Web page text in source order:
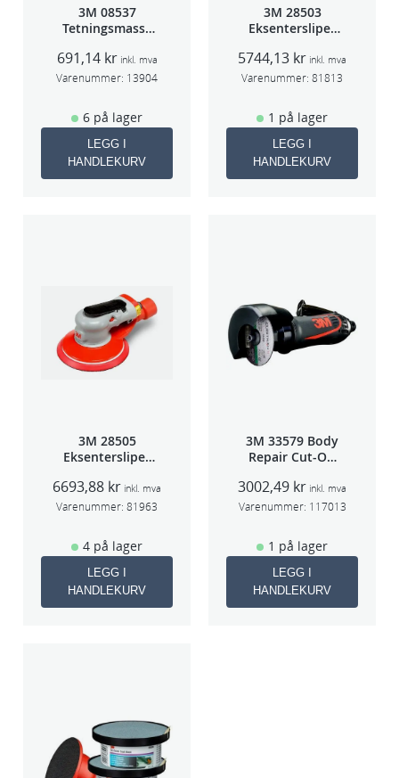
3M 08537
Tetningsmasse
691,14 kr inkl. mva
Varenummer: 13904
6 på lager
LEGG I
HANDLEKURV
3M 28503
Eksentersliper
5mm slag
75mm
5744,13 kr inkl. mva
Varenummer: 81813
1 på lager
LEGG I
HANDLEKURV
3M 28505
Eksentersliper
2,5mm slag
75mm
6693,88 kr inkl. mva
Varenummer: 81963
4 på lager
LEGG I
HANDLEKURV
3M 33579 Body
Repair Cut-Off
75mm
3002,49 kr inkl. mva
Varenummer: 117013
1 på lager
LEGG I
HANDLEKURV